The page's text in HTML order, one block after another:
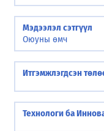
Мэдээлэл сэтгүүл
Оюуны өмч
Итгэмжлэгдсэн
Технологи ба